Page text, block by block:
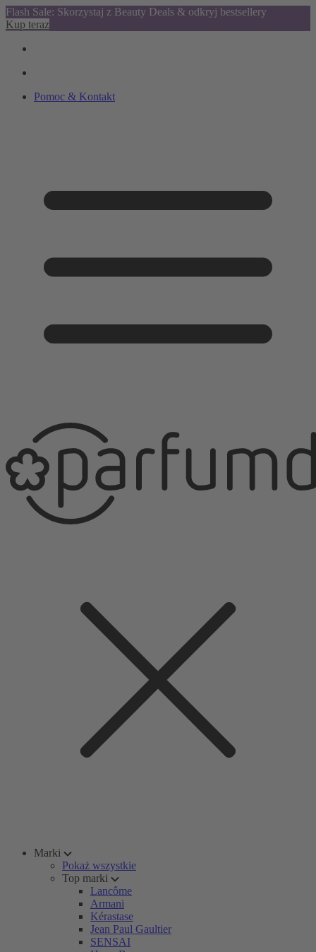
Flash Sale: Skorzystaj z Beauty Deals & odkryj bestsellery
Kup teraz
Pomoc & Kontakt
Marki
Pokaż wszystkie
Top marki
Lancôme
Armani
Kérastase
Jean Paul Gaultier
SENSAI